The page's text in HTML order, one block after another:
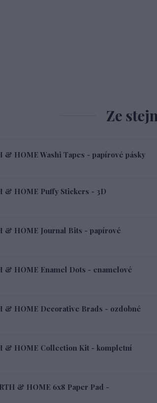
Ze
& HOME Washi Tapes - papírové pásky
& HOME Puffy Stickers - 3D
& HOME Journal Bits - papírové
& HOME Enamel Dots - enamelové
& HOME Decorative Brads - ozdobné
& HOME Collection Kit - kompletní
& HOME 6x8 Paper Pad -